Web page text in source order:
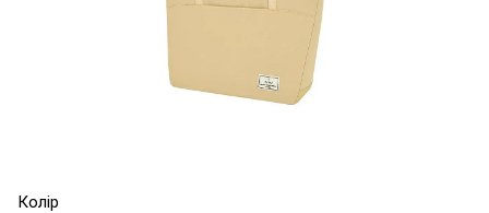
Колір